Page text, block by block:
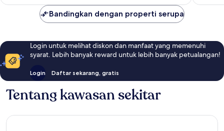
Bandingkan dengan properti serupa
Login untuk melihat diskon dan manfaat yang memenuhi
syarat. Lebih banyak reward untuk lebih banyak petualangan!
Login Daftar sekarang, gratis
Tentang kawasan sekitar